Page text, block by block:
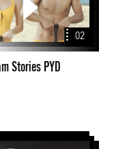
02
Stories PYD